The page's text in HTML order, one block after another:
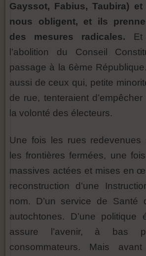
Gayssot, Fabius, Taubira)
nous obligent, et ils
des mesures radicales. Et
l’abolition du Conseil
passage à la 6ème
aussi de ceux qui, petite
de rue, tenteraient d’empêcher
la volonté des électeurs.
Une fois les rues redevenues
les frontières fermées, une
massives actées et mises en
reconstruction d’une
nom. D’un service de Santé
autochtones. D’une politique
assure l’avenir, à bas
consommateurs. Mais